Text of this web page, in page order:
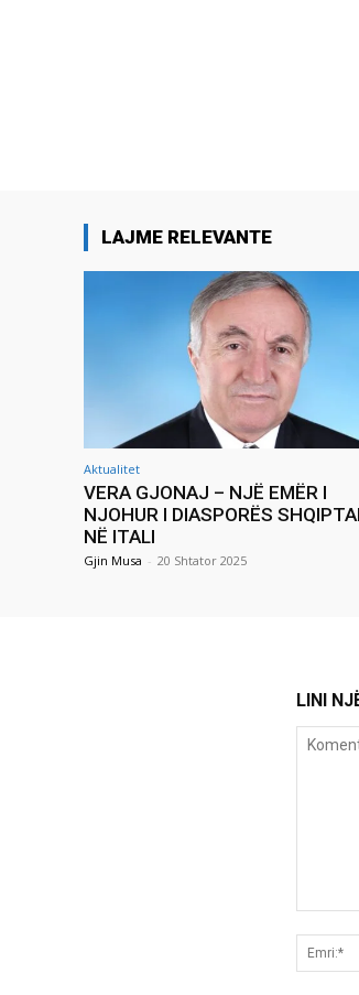
LAJME RELEVANTE
Aktualitet
VERA GJONAJ – NJË EMËR I
NJOHUR I DIASPORËS
NË ITALI
Gjin Musa - 20 Shtator 2025
LINI